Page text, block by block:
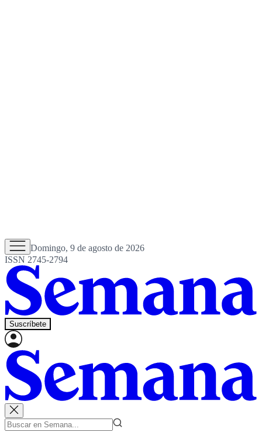
Domingo, 9 de agosto de 2026
ISSN 2745-2794
Suscríbete